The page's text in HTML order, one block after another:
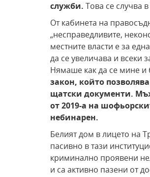
служби. Това се случва
От кабинета на
„несправедливите,
местните власти е за
да се увеличава и всеки
Нямаше как да се мине и
закон, който
щатски документи.
от 2019-а на
небинарен.
Белият дом в лицето на
пасивно в тази
криминално проявени
и са активно пазени от